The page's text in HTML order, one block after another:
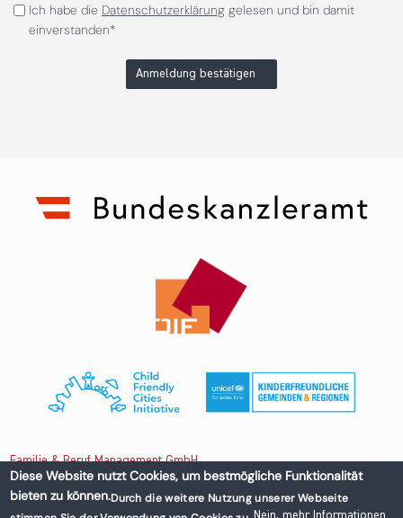
Ich habe die Datenschutzerklärunggelesen und bin damit
einverstanden*
Anmeldung bestätigen
Familie & Beruf Management GmbH
Untere Donaustraße 13-15/3 1020 Wien, Austria
Diese Website nutzt Cookies, um bestmögliche Funktionalität
bieten zu können.Durch die weitere Nutzung unserer Webseite
Nein, mehr Informationen